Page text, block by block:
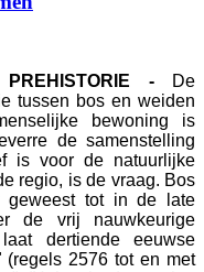
-De
tussen bos en weiden
bewoning is
de samenstelling
is voor de natuurlijke
regio, is de vraag. Bos
tot in de late
de vrij nauwkeurige
dertiende eeuwse
(regels 2576 tot en met